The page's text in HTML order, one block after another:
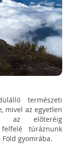
természeti
mivel az egyetlen
az előteréig
túráznunk
gyomrába.